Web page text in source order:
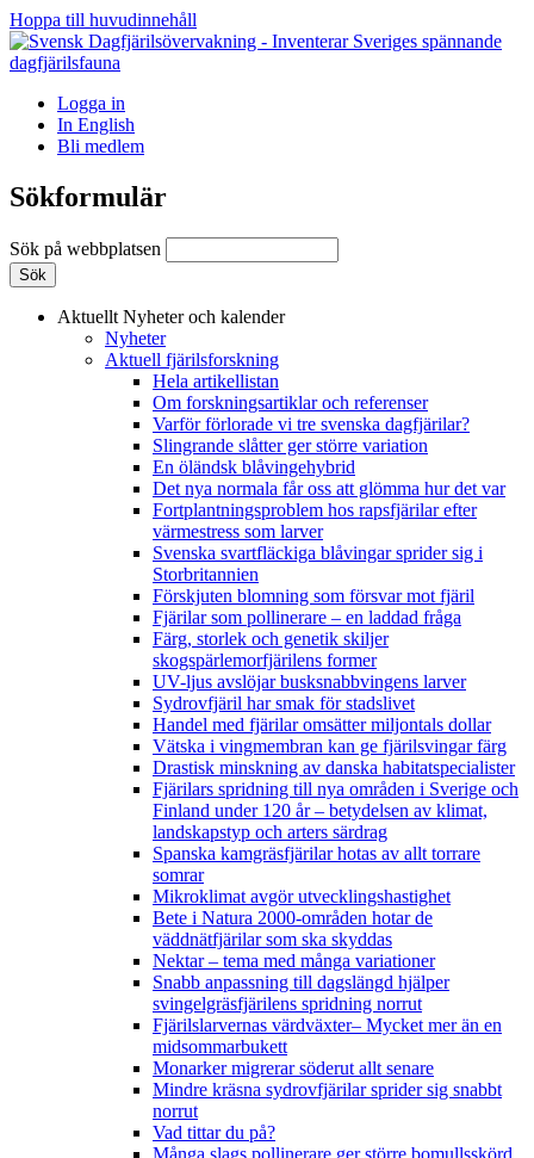
Hoppa till huvudinnehåll
Logga in
In English
Bli medlem
Sökformulär
Sök på webbplatsen
Aktuellt Nyheter och kalender
Nyheter
Aktuell fjärilsforskning
Hela artikellistan
Om forskningsartiklar och referenser
Varför förlorade vi tre svenska dagfjärilar?
Slingrande slåtter ger större variation
En öländsk blåvingehybrid
Det nya normala får oss att glömma hur det var
Fortplantningsproblem hos rapsfjärilar efter
värmestress som larver
Svenska svartfläckiga blåvingar sprider sig i
Storbritannien
Förskjuten blomning som försvar mot fjäril
Fjärilar som pollinerare – en laddad fråga
Färg, storlek och genetik skiljer
skogspärlemorfjärilens former
UV-ljus avslöjar busksnabbvingens larver
Sydrovfjäril har smak för stadslivet
Handel med fjärilar omsätter miljontals dollar
Vätska i vingmembran kan ge fjärilsvingar färg
Drastisk minskning av danska habitatspecialister
Fjärilars spridning till nya områden i Sverige och
Finland under 120 år– betydelsen av klimat,
landskapstyp och arters särdrag
Spanska kamgräsfjärilar hotas av allt torrare
somrar
Mikroklimat avgör utvecklingshastighet
Bete i Natura 2000-områden hotar de
väddnätfjärilar som ska skyddas
Nektar – tema med många variationer
Snabb anpassning till dagslängd hjälper
svingelgräsfjärilens spridning norrut
Fjärilslarvernas värdväxter– Mycket mer än en
midsommarbukett
Monarker migrerar söderut allt senare
Mindre kräsna sydrovfjärilar sprider sig snabbt
norrut
Vad tittar du på?
Många slags pollinerare ger större bomullsskörd